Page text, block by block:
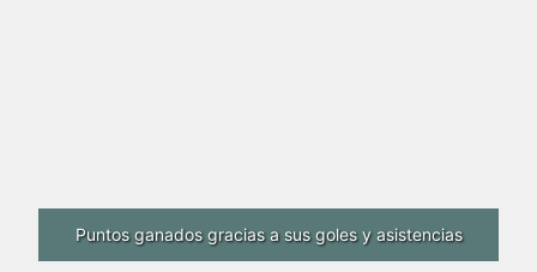
Puntos ganados gracias a sus goles y asistencias